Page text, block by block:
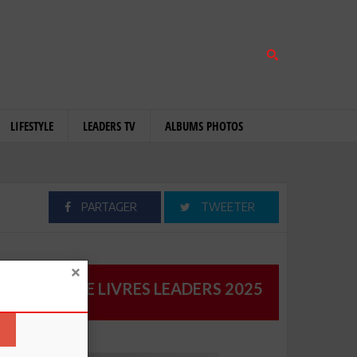
LIFESTYLE LEADERS TV ALBUMS PHOTOS
PARTAGER TWEETER
CATALOGUE LIVRES LEADERS 2025